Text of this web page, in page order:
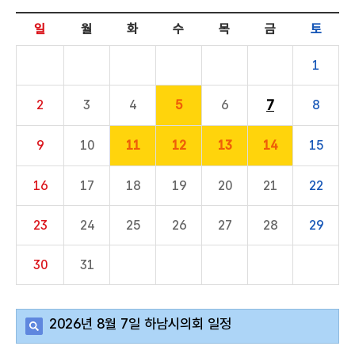
의
안
의
터
넷
방
열
린
장
일 월 화 수 목 금 토
1
2 3 4 5 6 7 8
9 10 11 12 13 14 15
16 17 18 19 20 21 22
23 24 25 26 27 28 29
30 31
2026년 8월 7일 하남시의회 일정